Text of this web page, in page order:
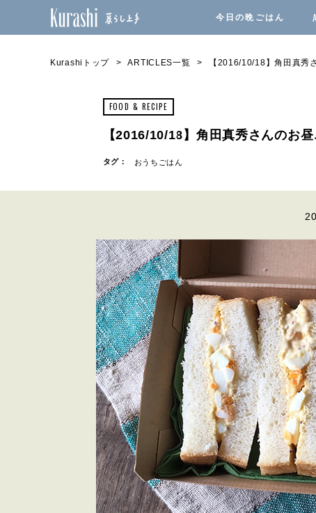
今日の晩ごはん
Kurashiトップ ARTICLES一覧 【2016/10/18】角田真秀
FOOD & RECIPE
【2016/10/18】角田真秀さんのお
タグ： おうちごはん